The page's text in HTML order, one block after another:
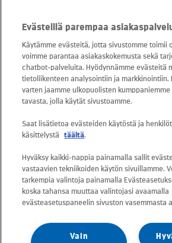
snt/puhelu + 16,69 snt/min)
Asiakaspalvelu: 0800 30880
avoinna arkisin ma - pe klo
sähköposti:
yhteystiedoissa toisin
Tietosuoja Kuusakoskella
Evästeillä parempaa
Käytämme evästeitä, jotta sivustomme toimii
voimme parantaa asiakaskokemusta sekä
chatbot-palveluita. Hyödynnämme evästeitä
tietoliikenteen analysointiin ja markkinointiin.
varten jaamme ulkopuolisten
tavasta, jolla käytät sivustoamme.
Saat lisätietoa evästeiden käytöstä ja
käsittelystä
täältä.
Hyväksy kaikki-nappia painamalla sallit
vastaavien tekniikoiden käytön sivuillamme.
tarkempia valintoja painamalla
koska tahansa muuttaa valintojasi avaamalla
evästeasetuspaneelin sivuston vasemmasta
Vain